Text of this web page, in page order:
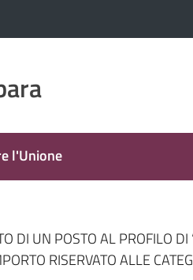
l'Unione
DI UN POSTO AL PROFILO
RISERVATO ALLE